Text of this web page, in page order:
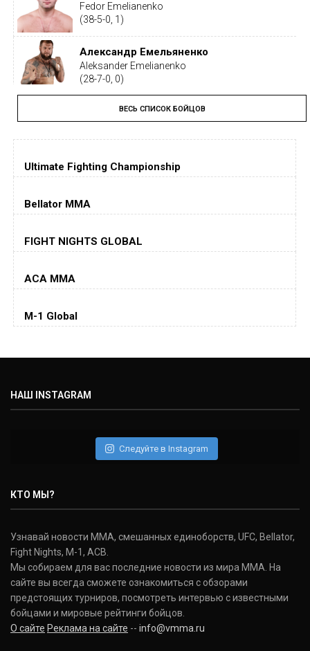
Fedor Emelianenko
(38-5-0, 1)
Александр Емельяненко
Aleksander Emelianenko
(28-7-0, 0)
Тайрон Вудли
Tyron Woodley
(19-5-1, 0)
Дастин Порье
(26-6-0, 1)
Jorge Masvidal
Колби Ковингтон
Дэниель Кормье
(22-2-0, 1)
Donald Cerrone
(36-15-0, 1)
Исраэль Адесанья
Israel Adesanya
(19-0-0, 0)
ВЕСЬ СПИСОК БОЙЦОВ
Ultimate Fighting Championship
Bellator MMA
FIGHT NIGHTS GLOBAL
ACA MMA
M-1 Global
НАШ INSTAGRAM
Следуйте в Instagram
КТО МЫ?
Узнавай новости ММА, смешанных единоборств, UFC, Bellator,
Fight Nights, M-1, ACB.
Мы собираем для вас последние новости из мира ММА. На
сайте вы всегда сможете ознакомиться с обзорами
предстоящих турниров, посмотреть интервью с известными
бойцами и мировые рейтинги бойцов.
О сайте Реклама на сайте -- info@vmma.ru